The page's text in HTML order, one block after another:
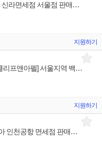
[BVLGARI] 명품 주얼리 불가리 코리아 신라면세점 서울점 판매사원 채용
지원하기
리치몬트코리아[Van Cleef & Arpels/반클리프앤아펠] 서울지역 백화점 세일즈 어시스던트 채용
지원하기
[Tiffany & Co.] 명품주얼리 티파니 코리아 인천공항 면세점 판매사원 채용